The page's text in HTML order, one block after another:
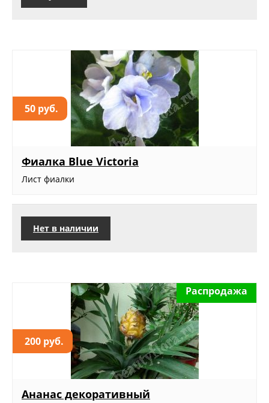
50 руб.
Фиалка Blue Victoria
Лист фиалки
Нет в наличии
200 руб.
Распродажа
Ананас декоративный